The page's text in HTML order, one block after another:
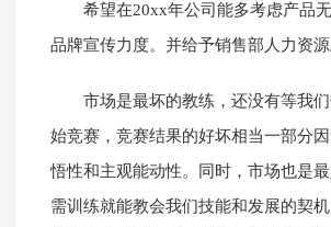
希望在20xx年公司能多考虑产品
品牌宣传力度。并给予销售部人力资源
市场是最坏的教练，还没有等我
始竞赛，竞赛结果的好坏相当一部分
悟性和主观能动性。同时，市场也是
需训练就能教会我们技能和发展的契